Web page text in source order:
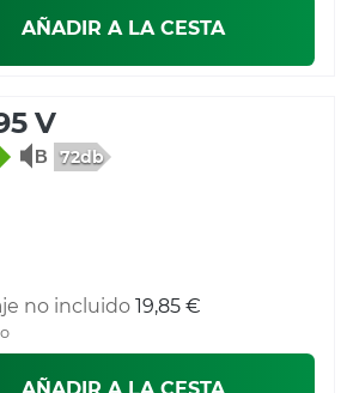
AÑADIR A LA CESTA
V
72db
no incluido 19,85 €